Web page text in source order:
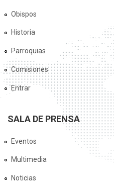
Obispos
Historia
Parroquias
Comisiones
Entrar
SALA DE PRENSA
Eventos
Multimedia
Noticias